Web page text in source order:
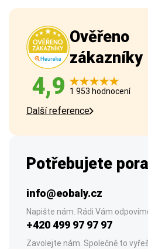
Ověřeno
zákazníky
4,9 1 953 hodnocení
Další reference
Potřebujete
info@eobaly.cz
Napište nám. Rádi Vám
+420 499 97 97 97
Zavolejte nám. Společně to